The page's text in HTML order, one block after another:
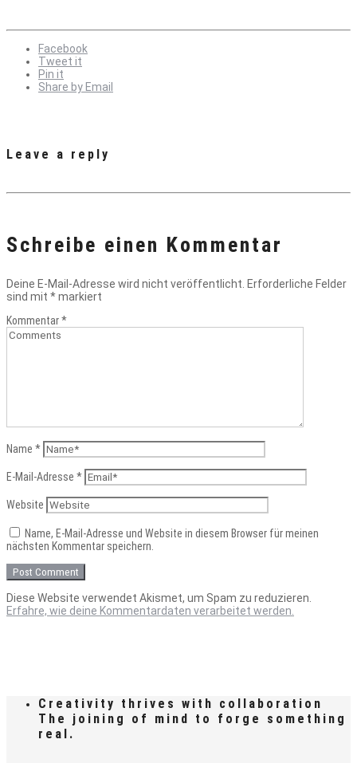
Facebook
Tweet it
Pin it
Share by Email
Leave a reply
Schreibe einen Kommentar
Deine E-Mail-Adresse wird nicht veröffentlicht. Erforderliche Felder
sind mit *markiert
Kommentar*
Name *
E-Mail-Adresse *
Website
Name, E-Mail-Adresse und Website in diesem Browser für meinen
nächsten Kommentar speichern.
Diese Website verwendet Akismet, um Spam zu reduzieren.
Erfahre, wie deine Kommentardaten verarbeitet werden.
Creativity thrives with collaboration
The joining of mind to forge something
real.